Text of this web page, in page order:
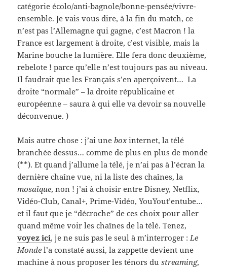
catégorie écolo/anti-bagnole/bonne-pensée/vivre-
ensemble. Je vais vous dire, à la fin du match, ce
n’est pas l’Allemagne qui gagne, c’est Macron ! la
France est largement à droite, c’est visible, mais la
Marine bouche la lumière. Elle fera donc deuxième,
rebelote ! parce qu’elle n’est toujours pas au niveau.
Il faudrait que les Français s’en aperçoivent… La
droite “normale” – la droite républicaine et
européenne – saura à qui elle va devoir sa nouvelle
déconvenue. )
Mais autre chose : j’ai uneboxinternet, la télé
branchée dessus… comme de plus en plus de monde
(**). Et quand j’allume la télé, je n’ai pas à l’écran la
dernière chaîne vue, ni la liste des chaînes, la
mosaïque, non ! j’ai à choisir entre Disney, Netflix,
Vidéo-Club, Canal+, Prime-Vidéo, YouYout’entube…
et il faut que je “décroche” de ces choix pour aller
quand même voir les chaînes de la télé. Tenez,
voyez ici, je ne suis pas le seul à m’interroger :Le
Monde l’a constaté aussi, la zappette devient une
machine à nous proposer les ténors dustreaming,